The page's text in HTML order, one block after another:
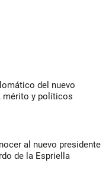
del nuevo
mérito y políticos
al nuevo presidente
de la Espriella